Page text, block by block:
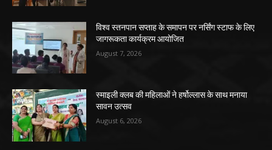
विश्व स्तनपान सप्ताह के समापन पर नर्सिंग स्टाफ के लिए
जागरूकता कार्यक्रम आयोजित
August 7, 2026
स्माइली क्लब की महिलाओं ने हर्षोल्लास के साथ मनाया
सावन उत्सव
August 6, 2026